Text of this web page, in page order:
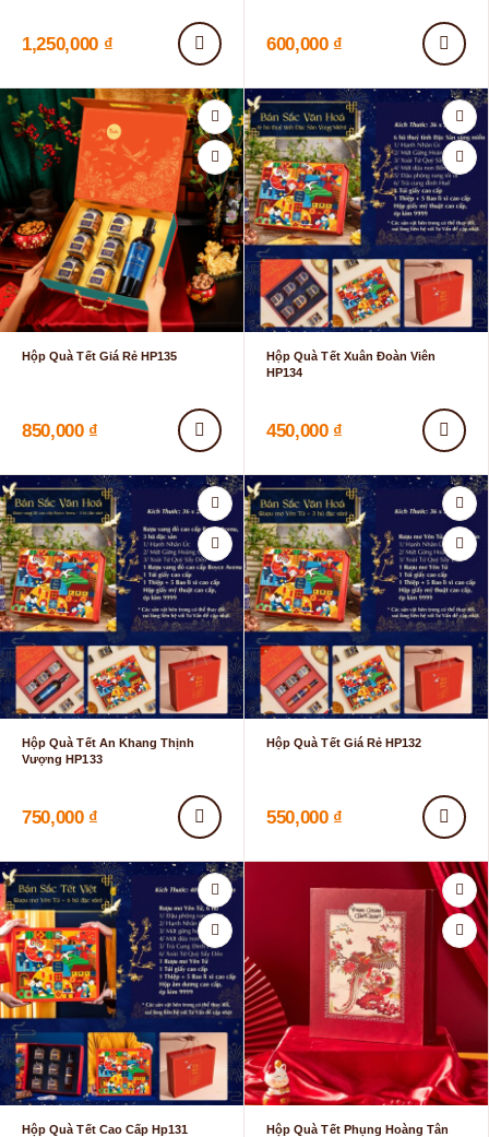
1,250,000 ₫ 600,000 ₫
Hộp Quà Tết Giá Rẻ HP135
850,000 ₫
Hộp Quà Tết Xuân Đoàn Viên
HP134
450,000 ₫
Hộp Quà Tết An Khang Thịnh
Vượng HP133
750,000 ₫
Hộp Quà Tết Giá Rẻ HP132
550,000 ₫
Hộp Quà Tết Cao Cấp Hp131
Hộp Quà Tết Phụng Hoàng Tân